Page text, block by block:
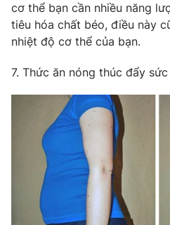
cơ thể bạn cần nhiều năng
tiêu hóa chất béo, điều này
nhiệt độ cơ thể của bạn.
7. Thức ăn nóng thúc đẩy